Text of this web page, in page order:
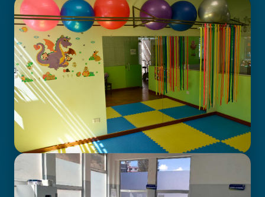
GABINETE DE FISIOTERAPIA
CENTRO DE ATENCIÓN EN
NEURODESARROLLO INFANTIL